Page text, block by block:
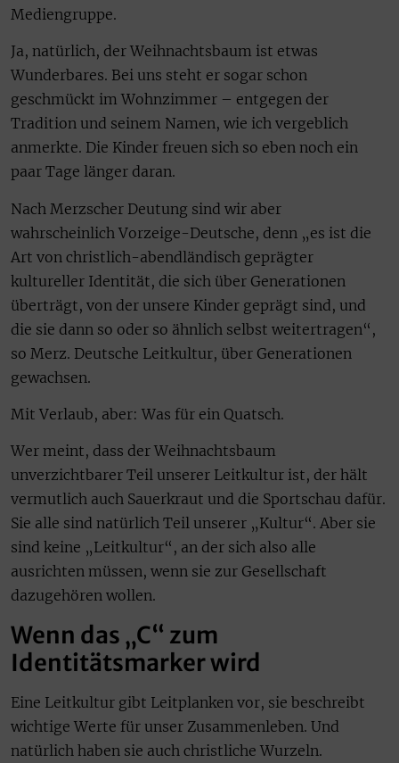
Mediengruppe.
Ja, natürlich, der Weihnachtsbaum ist etwas
Wunderbares. Bei uns steht er sogar schon
geschmückt im Wohnzimmer – entgegen der
Tradition und seinem Namen, wie ich vergeblich
anmerkte. Die Kinder freuen sich so eben noch ein
paar Tage länger daran.
Nach Merzscher Deutung sind wir aber
wahrscheinlich Vorzeige-Deutsche, denn „es ist die
Art von christlich-abendländisch geprägter
kultureller Identität, die sich über Generationen
überträgt, von der unsere Kinder geprägt sind, und
die sie dann so oder so ähnlich selbst weitertragen“,
so Merz. Deutsche Leitkultur, über Generationen
gewachsen.
Mit Verlaub, aber: Was für ein Quatsch.
Wer meint, dass der Weihnachtsbaum
unverzichtbarer Teil unserer Leitkultur ist, der hält
vermutlich auch Sauerkraut und die Sportschau dafür.
Sie alle sind natürlich Teil unserer „Kultur“. Aber sie
sind keine „Leitkultur“, an der sich also alle
ausrichten müssen, wenn sie zur Gesellschaft
dazugehören wollen.
Wenn das „C“ zum
Identitätsmarker wird
Eine Leitkultur gibt Leitplanken vor, sie beschreibt
wichtige Werte für unser Zusammenleben. Und
natürlich haben sie auch christliche Wurzeln.